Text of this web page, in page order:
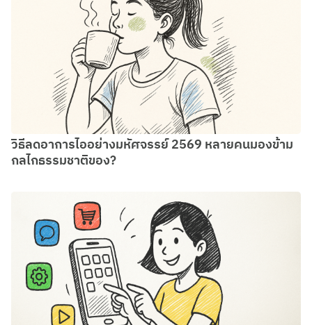
วิธีลดอาการไออย่างมหัศจรรย์ 2569 หลายคนมองข้าม
กลไกธรรมชาติของ?